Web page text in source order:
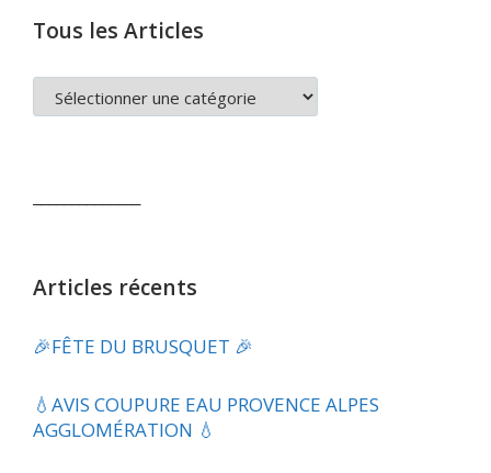
Tous les Articles
TOUS
LES
Articles récents
🎉FÊTE DU BRUSQUET 🎉
💧​AVIS COUPURE EAU PROVENCE ALPES
AGGLOMÉRATION 💧